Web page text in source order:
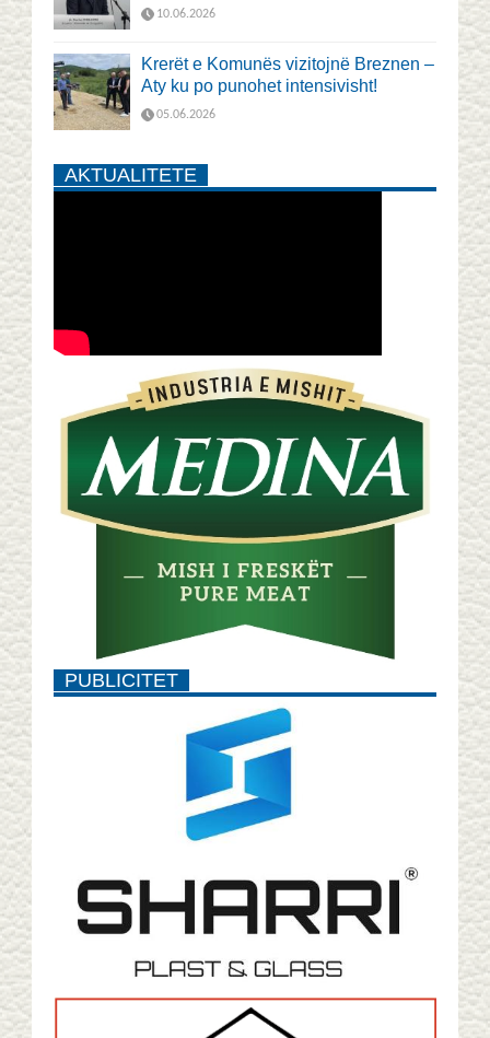
10.06.2026
Krerët e Komunës vizitojnë Breznen –
Aty ku po punohet intensivisht!
05.06.2026
AKTUALITETE
PUBLICITET